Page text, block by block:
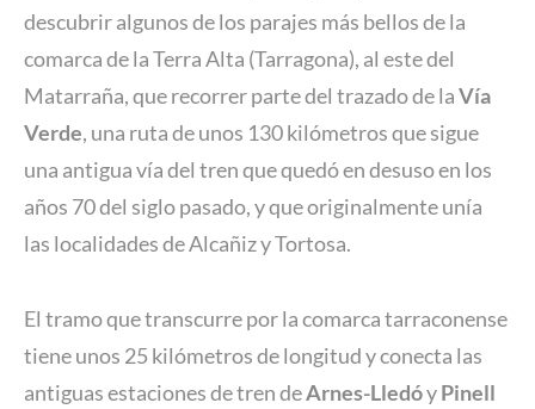
descubrir algunos de los parajes más bellos de la
comarca de la Terra Alta (Tarragona), al este del
Matarraña, que recorrer parte del trazado de laVía
Verde, una ruta de unos 130 kilómetros que sigue
una antigua vía del tren que quedó en desuso en los
años 70 del siglo pasado, y que originalmente unía
las localidades de Alcañiz y Tortosa.
El tramo que transcurre por la comarca tarraconense
tiene unos 25 kilómetros de longitud y conecta las
antiguas estaciones de tren deArnes-LledóyPinell